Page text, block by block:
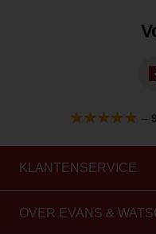
–
KLANTENSERVICE
OVER EVANS &